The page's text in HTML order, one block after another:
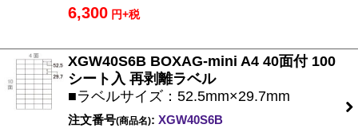
6,300 円+税
XGW40S6B BOXAG-mini A4 40面付 100
シート入 再剥離ラベル
■ラベルサイズ：52.5mm×29.7mm
注文番号(商品名): XGW40S6B